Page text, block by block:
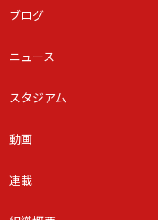
ブログ
ニュース
スタジアム
動画
連載